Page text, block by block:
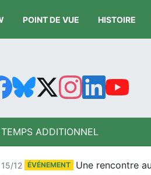
POINT DE VUE HISTOIRE
TEMPS ADDITIONNEL
15/12 ÉVÉNEMENT